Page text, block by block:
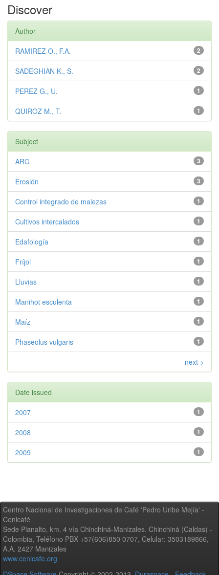
Discover
Author
2
RAMIREZ O., F.A.
2
SADEGHIAN K., S.
1
PEREZ G., U.
1
QUIROZ M., T.
Subject
3
ARC
3
Erosión
1
Control integrado de malezas
1
Cultivos intercalados
1
Edafología
1
Fríjol
1
Lluvias
1
Manihot esculenta
1
Maíz
1
Phaseolus vulgaris
next >
Date issued
1
2007
1
2008
1
2009
Centro Nacional de Investigaciones de Café 'Pedro Uribe Mejía' -
Cenicafé
Sede Planalto, km. 4 vía Chinchiná-Manizales. Chinchiná (Caldas) -
Colombia, Teléfono PBX +57(606)850 0707, Celular: 3503189866,
A.A. 2427 Manizales
www.cenicafe.org